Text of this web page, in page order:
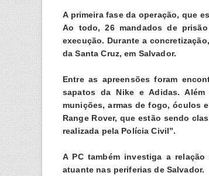
A primeira fase da operação, que
Ao todo, 26 mandados de
execução. Durante a
da Santa Cruz, em Salvador.
Entre as apreensões foram
sapatos da Nike e Adidas.
munições, armas de fogo, óculos
Range Rover, que estão sendo
realizada pela Polícia Civil”.
A PC também investiga a
atuante nas periferias de Salvador.